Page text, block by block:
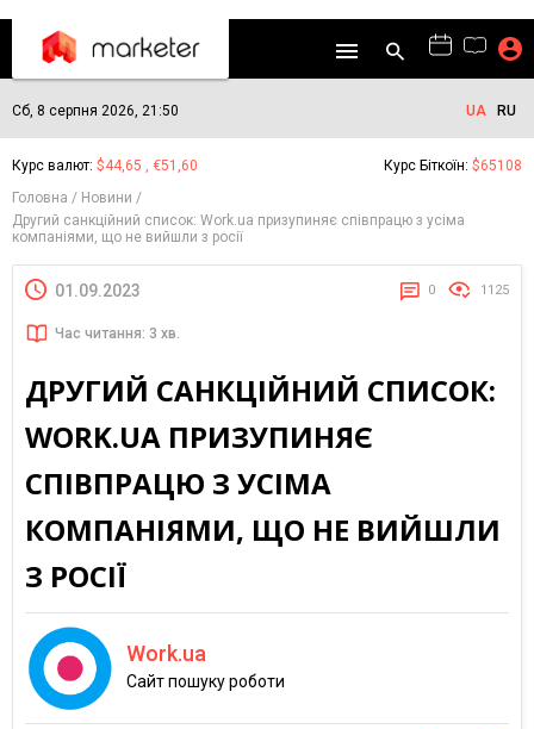
Сб, 8 серпня 2026, 21:50 UA RU
Курс валют: $44,65 , €51,60 Курс Біткоїн: $65108
Головна
Новини
Другий санкційний список: Work.ua призупиняє співпрацю з усіма
компаніями, що не вийшли з росії
01.09.2023 0 1125
Час читання: 3 хв.
ДРУГИЙ САНКЦІЙНИЙ СПИСОК:
WORK.UA ПРИЗУПИНЯЄ
СПІВПРАЦЮ З УСІМА
КОМПАНІЯМИ, ЩО НЕ ВИЙШЛИ
З РОСІЇ
Work.ua
Cайт пошуку роботи